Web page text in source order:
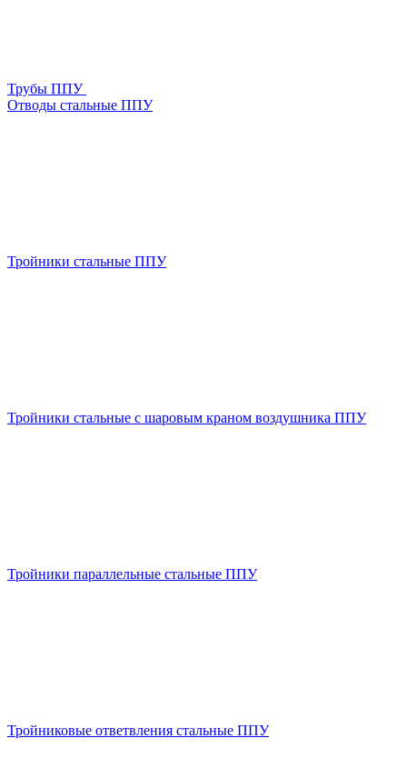
Трубы ППУ
Отводы стальные ППУ
Тройники стальные ППУ
Тройники стальные с шаровым краном воздушника ППУ
Тройники параллельные стальные ППУ
Тройниковые ответвления стальные ППУ